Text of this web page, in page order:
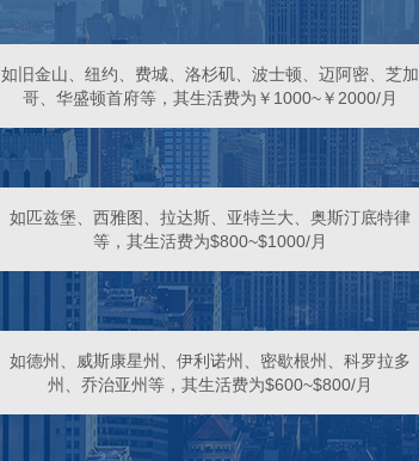
如旧金山、纽约、费城、洛杉矶、波士顿、迈阿密、芝加
哥、华盛顿首府等，其生活费为￥1000~￥2000/月
如匹兹堡、西雅图、拉达斯、亚特兰大、奥斯汀底特律
等，其生活费为$800~$1000/月
如德州、威斯康星州、伊利诺州、密歇根州、科罗拉多
州、乔治亚州等，其生活费为$600~$800/月